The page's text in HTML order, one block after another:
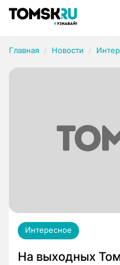
Главная Новости
Интересное
На выходных